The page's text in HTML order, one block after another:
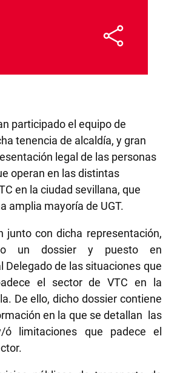
participado el equipo de
tenencia de alcaldía, y gran
legal de las personas
operan en las distintas
en la ciudad sevillana, que
amplia mayoría de UGT.
junto con dicha representación,
un dossier y puesto en
Delegado de las situaciones que
el sector de VTC en la
De ello, dicho dossier contiene
en la que se detallan las
ó limitaciones que padece el